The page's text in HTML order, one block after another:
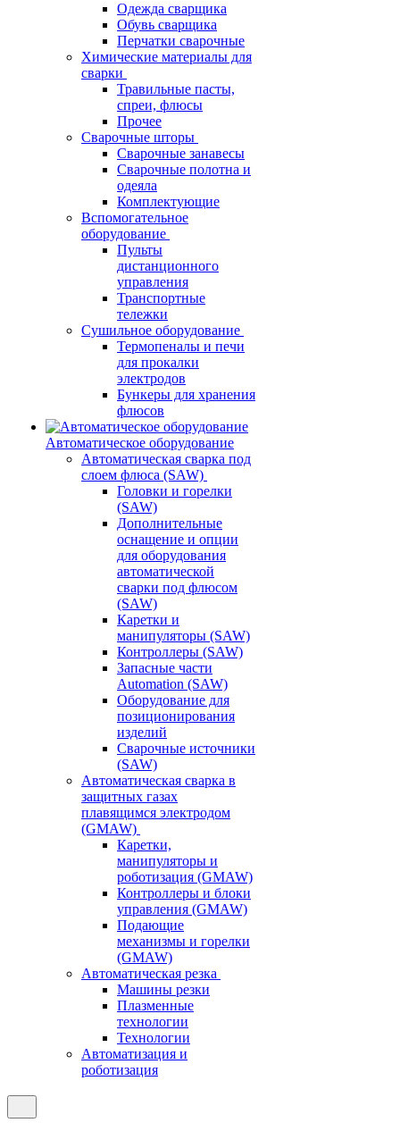
Одежда сварщика
Обувь сварщика
Перчатки сварочные
Химические материалы для
сварки
Травильные пасты,
спреи, флюсы
Прочее
Сварочные шторы
Сварочные занавесы
Сварочные полотна и
одеяла
Комплектующие
Вспомогательное
оборудование
Пульты
дистанционного
управления
Транспортные
тележки
Сушильное оборудование
Термопеналы и печи
для прокалки
электродов
Бункеры для хранения
флюсов
Автоматическое оборудование
Автоматическая сварка под
слоем флюса (SAW)
Головки и горелки
(SAW)
Дополнительные
оснащение и опции
для оборудования
автоматической
сварки под флюсом
(SAW)
Каретки и
манипуляторы (SAW)
Контроллеры (SAW)
Запасные части
Automation (SAW)
Оборудование для
позиционирования
изделий
Сварочные источники
(SAW)
Автоматическая сварка в
защитных газах
плавящимся электродом
(GMAW)
Каретки,
манипуляторы и
роботизация (GMAW)
Контроллеры и блоки
управления (GMAW)
Подающие
механизмы и горелки
(GMAW)
Автоматическая резка
Машины резки
Плазменные
технологии
Технологии
Автоматизация и
роботизация